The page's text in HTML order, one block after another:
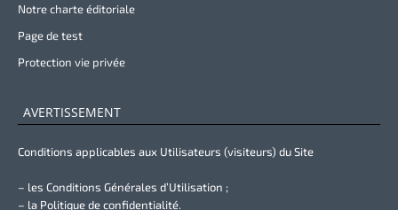
Notre charte éditoriale
Page de test
Protection vie privée
AVERTISSEMENT
Conditions applicables aux Utilisateurs (visiteurs) du Site
– les Conditions Générales d’Utilisation ;
– la Politique de confidentialité.